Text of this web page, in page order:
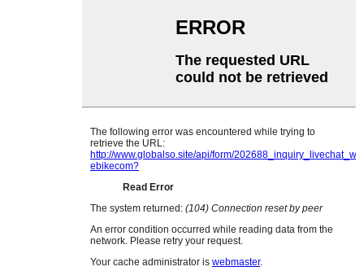
Swahili
Tajik
Telugu
Ukrainian
Urdu
Xhosa
Yiddish